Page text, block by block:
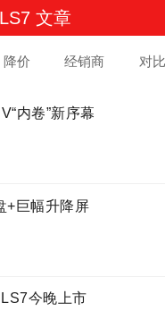
文章
降价 经销商 对比
内卷”新序幕
+巨幅升降屏
今晚上市